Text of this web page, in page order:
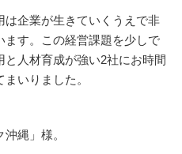
は企業が生きていくうえで非
す。この経営課題を少しで
と人材育成が強い2社にお時間
いりました。
縄」様。